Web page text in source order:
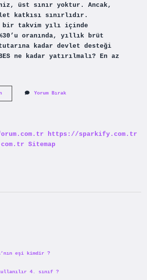
üst sınır yoktur. Ancak,
katkısı sınırlıdır.
bir takvim yılı içinde
oranında, yıllık brüt
kadar devlet desteği
ne kadar yatırılmalı? En az
Bireysel
Yatırılır
Yorum Bırak
https://sparkify.com.tr
Sitemap
eşi kimdir ?
4. sınıf ?